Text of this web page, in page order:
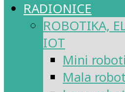
RADIONICE
ROBOTIKA,
IOT
Mini
Mala